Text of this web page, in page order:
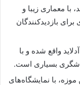
با معماری زیبا و
بازدیدکنندگان
واقع شده و با
بسیاری است.
با نمایشگاه‌های